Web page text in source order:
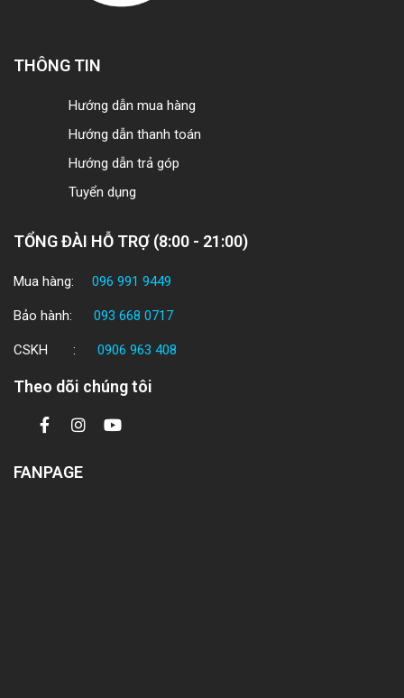
THÔNG TIN
Hướng dẫn mua hàng
Hướng dẫn thanh toán
Hướng dẫn trả góp
Tuyển dụng
TỔNG ĐÀI HỖ TRỢ (8:00 - 21:00)
Mua hàng: 096 991 9449
Bảo hành: 093 668 0717
CSKH : 0906 963 408
Theo dõi chúng tôi
FANPAGE